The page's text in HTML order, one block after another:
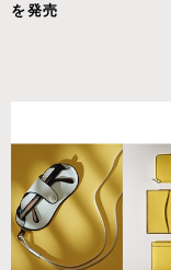
を発売